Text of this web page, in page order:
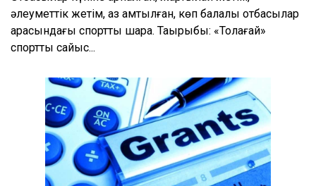
әлеуметтік жетім, аз қамтылған, көп балалы отбасылар
арасындағы спорттық шара. Тақырыбы: «Толағай»
спорттық сайыс...